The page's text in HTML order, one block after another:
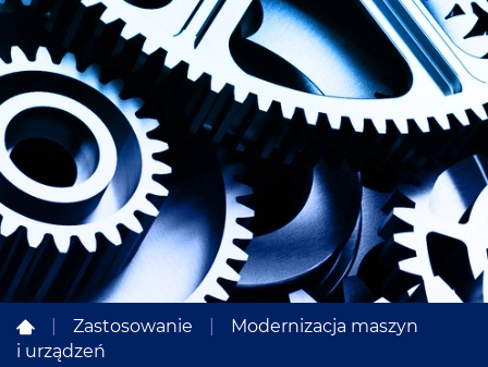
Zastosowanie
Modernizacja maszyn
i urządzeń